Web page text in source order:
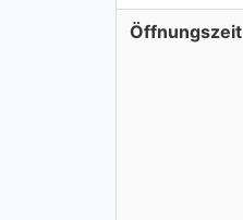
Öffnungszeit